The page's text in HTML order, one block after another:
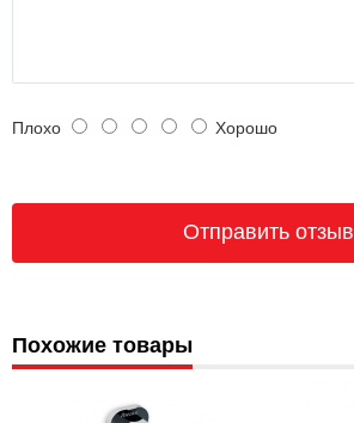
Плохо Хорошо
Похожие товары